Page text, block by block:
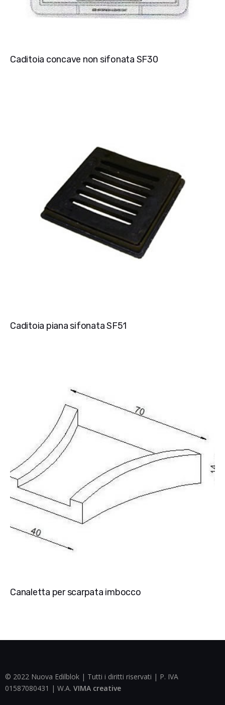
Caditoia concave non sifonata SF30
Caditoia piana sifonata SF51
Canaletta per scarpata imbocco
© 2022 Nuova Edilblok | Tutti i diritti riservati | P. IVA
01587080431 | W.A. VIMA creative